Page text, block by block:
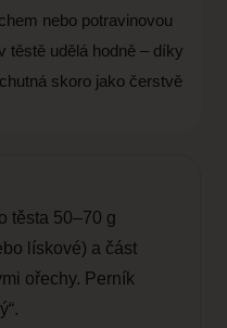
nebo potravinovou
těstě udělá hodně – díky
skoro jako čerstvě
těsta 50–70 g
lískové) a část
ořechy. Perník